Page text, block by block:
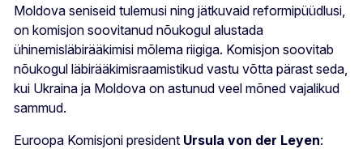
Moldova seniseid tulemusi ning jätkuvaid reformipüüdlusi,
on komisjon soovitanud nõukogul alustada
ühinemisläbirääkimisi mõlema riigiga. Komisjon soovitab
nõukogul läbirääkimisraamistikud vastu võtta pärast seda,
kui Ukraina ja Moldova on astunud veel mõned vajalikud
sammud.
Euroopa Komisjoni president Ursula von der Leyen: